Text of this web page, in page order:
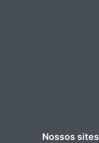
Nossos sites